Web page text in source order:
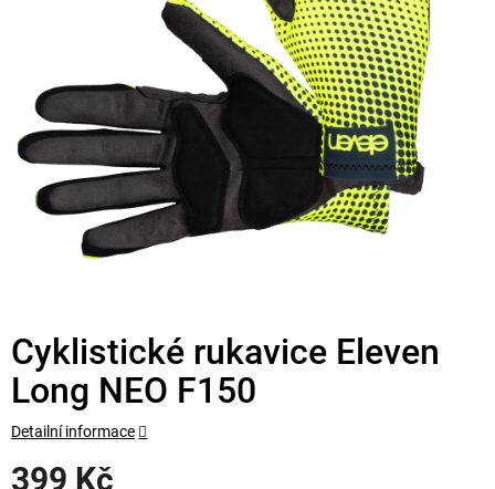
Cyklistické rukavice Eleven
Long NEO F150
399 Kč
Detailní informace